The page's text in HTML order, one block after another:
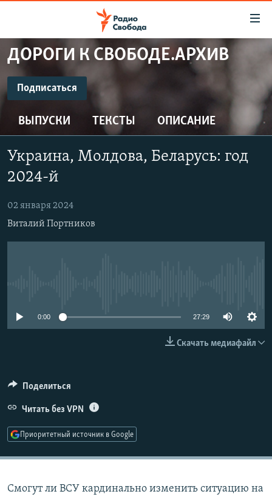
упрощенного
Вернуться
основному
содержанию
Вернутся
главной
Вернутся
поиску
ПРОГРАММЫ
ПОДКАСТЫ
АВТОРСКИЕ ПРОЕКТЫ
МНЕНИЯ
КУЛЬТУРА
КАВКАЗ.РЕАЛИИ
СЕВЕР.РЕАЛИИ
ДОРОГИ К СВОБОДЕ.АРХИВ
Подписаться
ПОДПИСАТЬСЯ
ВЫПУСКИ ТЕКСТЫ ОПИСАНИЕ
Украина, Молдова, Беларусь: год
2024-й
02 января 2024
Виталий Портников
0:00 27:29
Скачать медиафайл
Поделиться
Читать без VPN
Приоритетный источник в Google
Смогут ли ВСУ кардинально изменить ситуацию на